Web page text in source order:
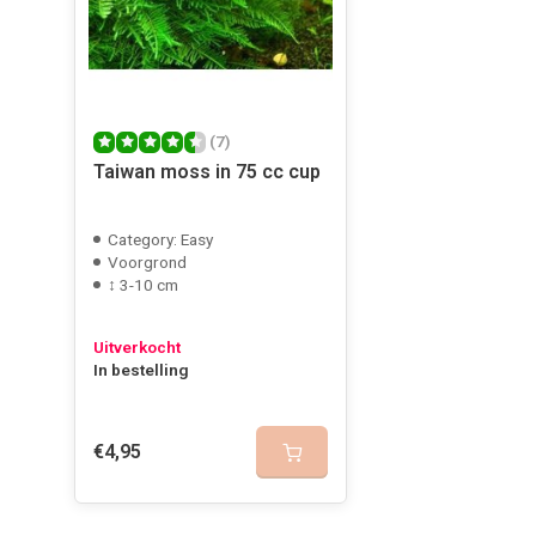
Gregory Van Zuthem
Geplaatst op 12/12/2019
Mooi light fris groen mos met lange uitlopers. Sterk
beetje co2. Onderhoud n snoeien is eenvoudig, als ook
Geplaatst op 25/06/2018
(7)
Taiwan moss in 75 cc cup
Category: Easy
Voorgrond
↕ 3-10 cm
Uitverkocht
In bestelling
€4,95